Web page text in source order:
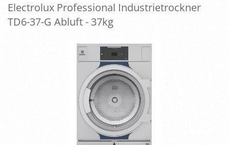
Elec­tro­lux Pro­fes­sio­nal In­dus­trie­trock­ner
TD6-​37-G Ab­luft - 37kg